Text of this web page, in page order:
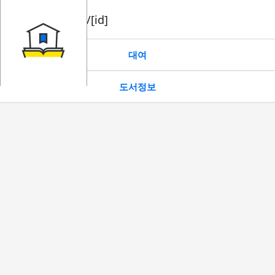
book/rent/[id]
대여
도서정보